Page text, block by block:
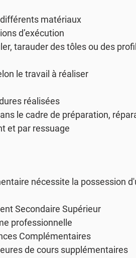
matériaux
d’exécution
tarauder des tôles ou des
le travail à réaliser
réalisées
le cadre de préparation,
et par ressuage
nécessite la possession
Secondaire Supérieur
professionnelle
Complémentaires
de cours supplémentaires